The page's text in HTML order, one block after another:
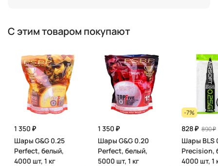
С этим товаром покупают
1 350 ₽
Шары G&G 0.25
Perfect, белый,
4000 шт, 1 кг
1 350 ₽
Шары G&G 0.20
Perfect, белый,
5000 шт, 1 кг
-7%
828 ₽ 890 ₽
Шары BLS
Precision,
4000 шт, 1